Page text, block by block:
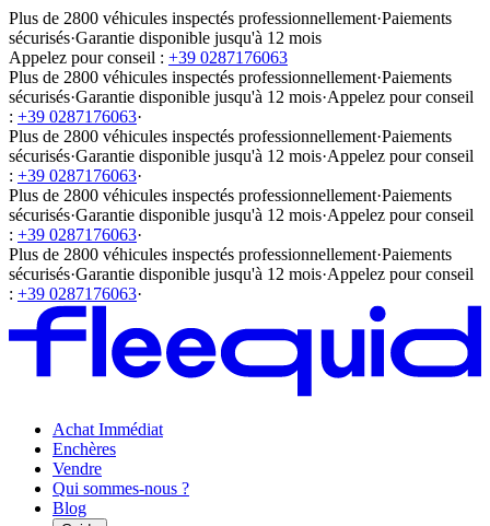
Plus de 2800 véhicules inspectés professionnellement·Paiements
sécurisés·Garantie disponible jusqu'à 12 mois
Appelez pour conseil : +39 0287176063
Plus de 2800 véhicules inspectés professionnellement·Paiements
sécurisés·Garantie disponible jusqu'à 12 mois·Appelez pour conseil
: +39 0287176063·
Plus de 2800 véhicules inspectés professionnellement·Paiements
sécurisés·Garantie disponible jusqu'à 12 mois·Appelez pour conseil
: +39 0287176063·
Plus de 2800 véhicules inspectés professionnellement·Paiements
sécurisés·Garantie disponible jusqu'à 12 mois·Appelez pour conseil
: +39 0287176063·
Plus de 2800 véhicules inspectés professionnellement·Paiements
sécurisés·Garantie disponible jusqu'à 12 mois·Appelez pour conseil
: +39 0287176063·
Achat Immédiat
Enchères
Vendre
Qui sommes-nous ?
Blog